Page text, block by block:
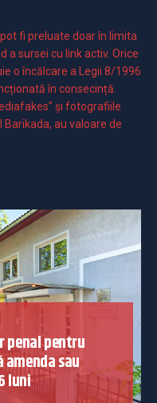
fi preluate doar în limita
a sursei cu link activ. Orice
o încălcare a Legii 8/1996
în consecință.
și fotografiile
au valoare de
penal pentru
sau
luni